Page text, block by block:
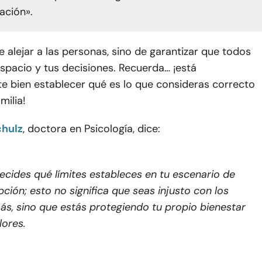
alejar a las personas, sino de garantizar que todos
y tus decisiones. Recuerda… ¡está
bien establecer qué es lo que consideras correcto
, doctora en Psicología, dice:
qué límites estableces en tu escenario de
esto no significa que seas injusto con los
sino que estás protegiendo tu propio bienestar